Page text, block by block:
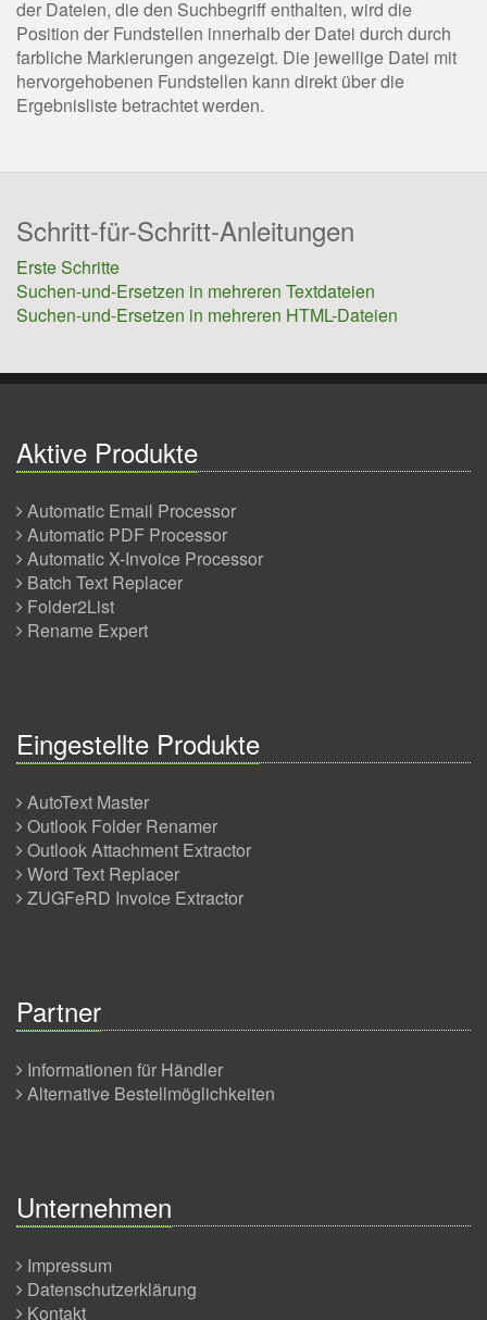
der Dateien, die den Suchbegriff enthalten, wird die
Position der Fundstellen innerhalb der Datei durch durch
farbliche Markierungen angezeigt. Die jeweilige Datei mit
hervorgehobenen Fundstellen kann direkt über die
Ergebnisliste betrachtet werden.
Schritt-für-Schritt-Anleitungen
Erste Schritte
Suchen-und-Ersetzen in mehreren Textdateien
Suchen-und-Ersetzen in mehreren HTML-Dateien
Aktive Produkte
Automatic Email Processor
Automatic PDF Processor
Automatic X-Invoice Processor
Batch Text Replacer
Folder2List
Rename Expert
Eingestellte Produkte
AutoText Master
Outlook Folder Renamer
Outlook Attachment Extractor
Word Text Replacer
ZUGFeRD Invoice Extractor
Partner
Informationen für Händler
Alternative Bestellmöglichkeiten
Unternehmen
Impressum
Datenschutzerklärung
Kontakt